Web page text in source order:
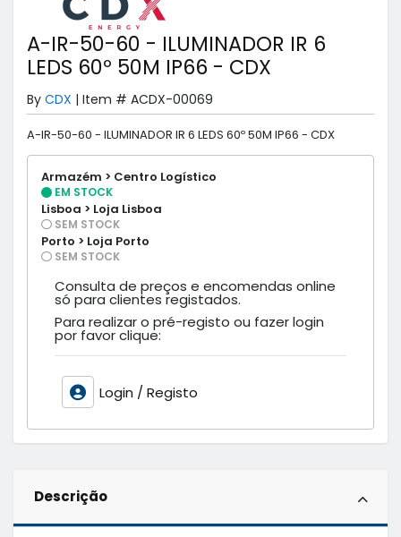
A-IR-50-60 - ILUMINADOR IR 6
LEDS 60º 50M IP66 - CDX
By CDX | Item # ACDX-00069
A-IR-50-60 - ILUMINADOR IR 6 LEDS 60º 50M IP66 - CDX
Armazém > Centro Logístico
EM STOCK
Lisboa > Loja Lisboa
SEM STOCK
Porto > Loja Porto
SEM STOCK
Consulta de preços e encomendas online
só para clientes registados.
Para realizar o pré-registo ou fazer login
por favor clique:
Login / Registo
Descrição